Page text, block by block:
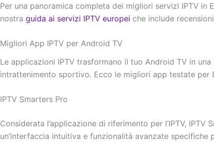
Per una panoramica completa dei migliori servizi IPTV in
nostra guida ai servizi IPTV europei che include
Migliori App IPTV per Android TV
Le applicazioni IPTV trasformano il tuo Android TV in
intrattenimento sportivo. Ecco le migliori app testate per
IPTV Smarters Pro
Considerata l’applicazione di riferimento per l’IPTV, IPTV
un’interfaccia intuitiva e funzionalità avanzate specifiche